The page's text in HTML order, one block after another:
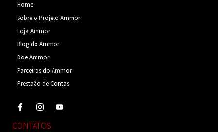
Home
Sobre o Projeto Ammor
Loja Ammor
Blog do Ammor
Doe Ammor
Parceiros do Ammor
Prestaão de Contas
CONTATOS